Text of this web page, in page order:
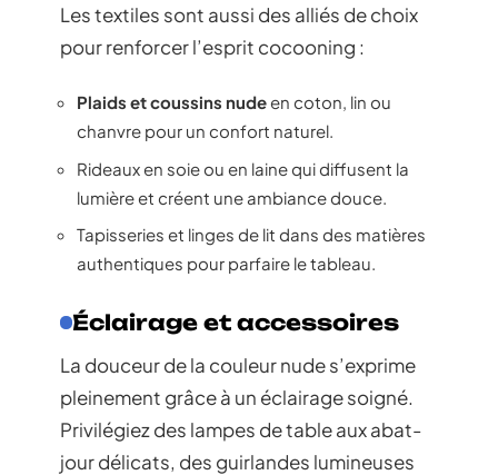
Les textiles sont aussi des alliés de choix
pour renforcer l’esprit cocooning :
Plaids et coussins nudeen coton, lin ou
chanvre pour un confort naturel.
Rideaux en soie ou en laine qui diffusent la
lumière et créent une ambiance douce.
Tapisseries et linges de lit dans des matières
authentiques pour parfaire le tableau.
Éclairage et accessoires
La douceur de la couleur nude s’exprime
pleinement grâce à un éclairage soigné.
Privilégiez des lampes de table aux abat-
jour délicats, des guirlandes lumineuses